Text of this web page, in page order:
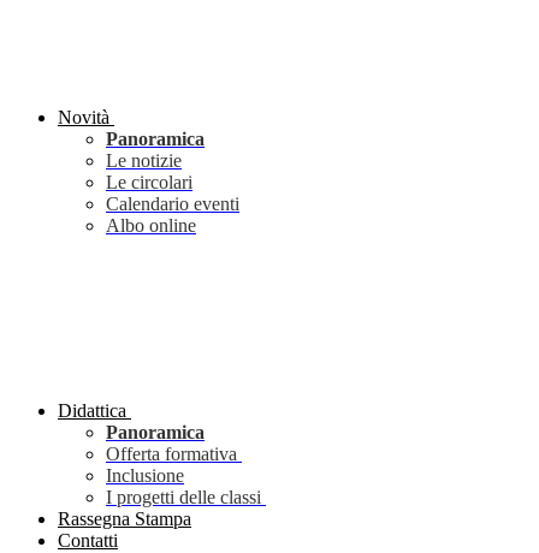
Novità
Panoramica
Le notizie
Le circolari
Calendario eventi
Albo online
Didattica
Panoramica
Offerta formativa
Inclusione
I progetti delle classi
Rassegna Stampa
Contatti